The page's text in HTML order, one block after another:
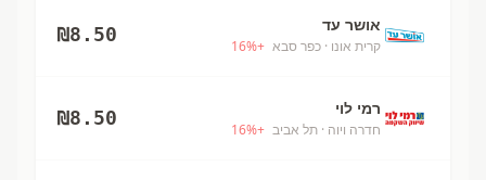
אושר עד
קרית אונו · כפר סבא +
16%
₪8.50
רמי לוי
חדרה ויוה · תל אביב +
16%
₪8.50